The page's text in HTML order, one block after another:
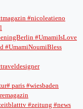
#nicoleatieno
#UmamiIsLove
#UmamiNoumiBless
paris #wiesbaden
#zeitung #news